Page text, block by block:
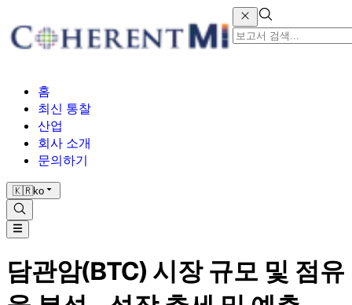
홈
최신 통찰
산업
회사 소개
문의하기
🇰🇷ko
담관암(BTC) 시장 규모 및 점유